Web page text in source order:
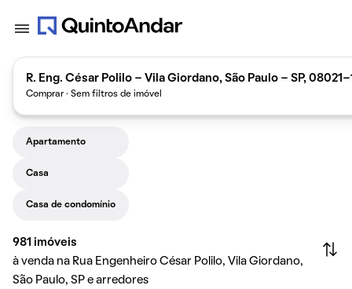
R. Eng. César Polilo - Vila Giordano, São Paulo - SP,
Comprar · Sem filtros de imóvel
Apartamento
Casa
Casa de condomínio
981 imóveis
à venda na Rua Engenheiro César Polilo, Vila Giordano,
São Paulo, SP e arredores